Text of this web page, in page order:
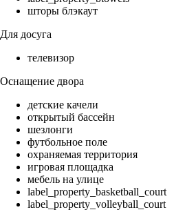
шторы блэкаут
Для досуга
телевизор
Оснащение двора
детские качели
открытый бассейн
шезлонги
футбольное поле
охраняемая территория
игровая площадка
мебель на улице
label_property_basketball_court
label_property_volleyball_court